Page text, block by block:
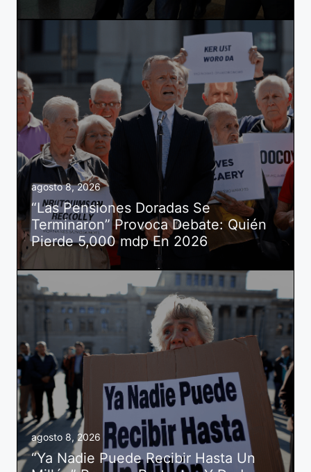
agosto 8, 2026
“Las Pensiones Doradas Se
Terminaron” Provoca Debate: Quién
Pierde 5,000 mdp En 2026
agosto 8, 2026
“Ya Nadie Puede Recibir Hasta Un